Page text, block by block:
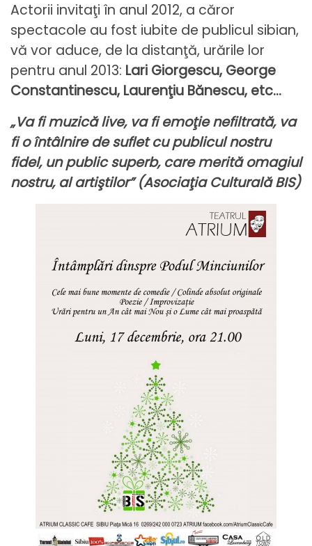
Actorii invitaţi în anul 2012, a căror
spectacole au fost iubite de publicul sibian,
vă vor aduce, de la distanţă, urările lor
pentru anul 2013: Lari Giorgescu, George
Constantinescu, Laurenţiu Bănescu, etc…
„Va fi muzică live, va fi emoţie nefiltrată, va
fi o întâlnire de suflet cu publicul nostru
fidel, un public superb, care merită omagiul
nostru, al artiştilor” (Asociaţia Culturală BIS)